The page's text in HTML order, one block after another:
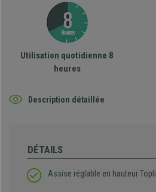
Utilisation quotidienne 8
heures
Description détaillée
DÉTAILS
Assise réglable en hauteur